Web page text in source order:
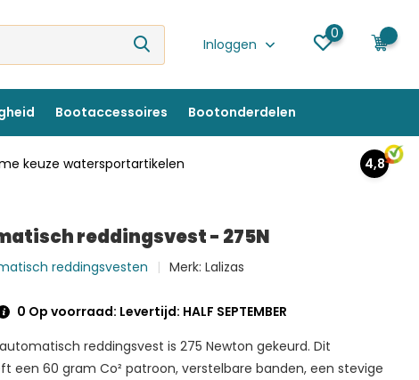
Inloggen
0
Bootaccessoires Bootonderdelen
keuze watersportartikelen 4,8
reddingsvest - 275N
reddingsvesten Merk:Lalizas
0 Op voorraad: Levertijd: HALF SEPTEMBER
reddingsvest is 275 Newton gekeurd. Dit
een 60 gram Co² patroon, verstelbare banden, een stevige